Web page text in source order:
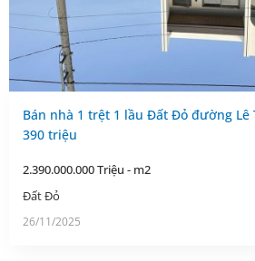
Bán nhà 1 trệt 1 lầu Đất Đỏ đường Lê
390 triệu
2.390.000.000 Triệu - m2
Đất Đỏ
26/11/2025